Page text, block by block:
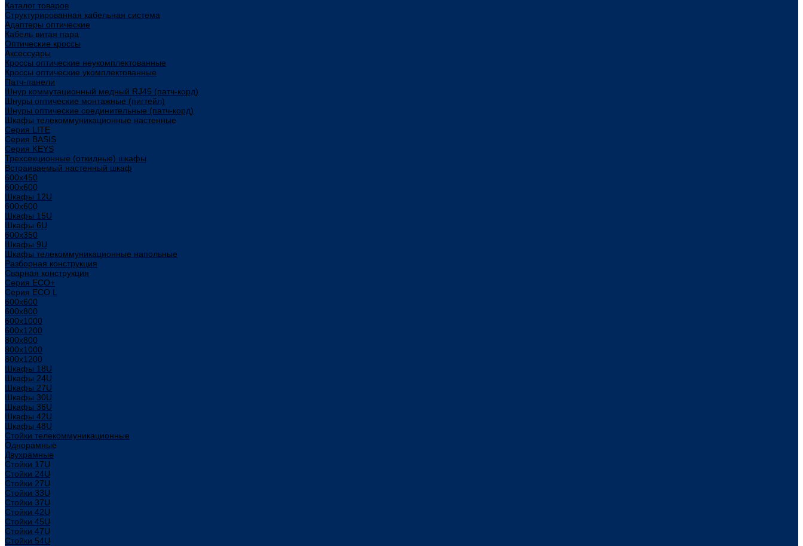
Каталог товаров
Структурированная кабельная система
Адаптеры оптические
Кабель витая пара
Оптические кроссы
Аксессуары
Кроссы оптические неукомплектованные
Кроссы оптические укомплектованные
Патч-панели
Шнур коммутационный медный RJ45 (патч-корд)
Шнуры оптические монтажные (пигтейл)
Шнуры оптические соединительные (патч-корд)
Шкафы телекоммуникационные настенные
Cерия LITE
Cерия BASIS
Cерия KEYS
Трехсекционные (откидные) шкафы
Встраиваемый настенный шкаф
600x450
600x600
Шкафы 12U
600x600
Шкафы 15U
Шкафы 6U
600x350
Шкафы 9U
Шкафы телекоммуникационные напольные
Разборная конструкция
Сварная конструкция
Серия ECO+
Серия ECO L
600x600
600x800
600х1000
600х1200
800x800
800х1000
800х1200
Шкафы 18U
Шкафы 24U
Шкафы 27U
Шкафы 30U
Шкафы 36U
Шкафы 42U
Шкафы 48U
Стойки телекоммуникационные
Однорамные
Двухрамные
Стойки 17U
Стойки 24U
Стойки 27U
Стойки 33U
Стойки 37U
Стойки 42U
Стойки 45U
Стойки 47U
Стойки 54U